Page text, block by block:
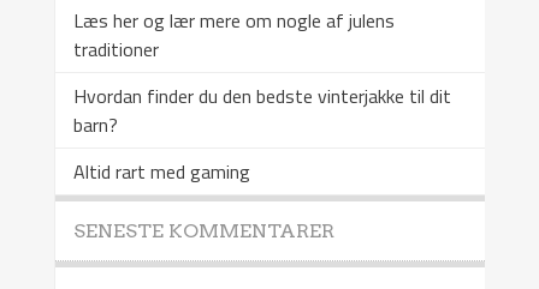
Læs her og lær mere om nogle af julens
traditioner
Hvordan finder du den bedste vinterjakke til dit
barn?
Altid rart med gaming
SENESTE KOMMENTARER